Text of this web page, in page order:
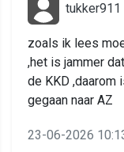
tukker911
zoals ik lees
,het is jammer
de KKD
gegaan naar AZ
23-06-2026